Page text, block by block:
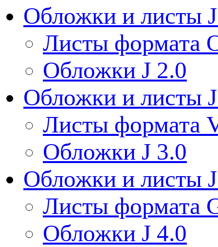
Обложки и листы
Листы формата
Обложки J 2.0
Обложки и листы
Листы формата
Обложки J 3.0
Обложки и листы
Листы формата
Обложки J 4.0